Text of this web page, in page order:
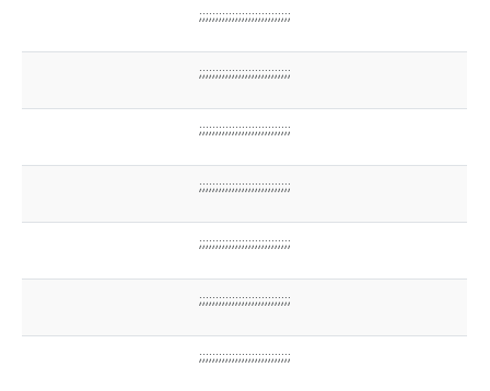
;;;;;;;;;;;;;;;;;;;;;;;;;;;;
;;;;;;;;;;;;;;;;;;;;;;;;;;;;
;;;;;;;;;;;;;;;;;;;;;;;;;;;;
;;;;;;;;;;;;;;;;;;;;;;;;;;;;
;;;;;;;;;;;;;;;;;;;;;;;;;;;;
;;;;;;;;;;;;;;;;;;;;;;;;;;;;
;;;;;;;;;;;;;;;;;;;;;;;;;;;;